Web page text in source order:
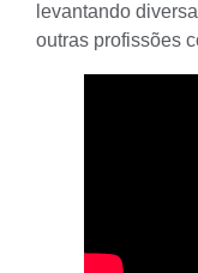
levantando
outras profissões